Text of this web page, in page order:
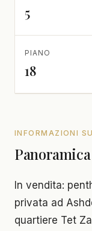
5
PIANO
18
INFORMAZIONI
In vendita:
privata ad
quartiere Tet